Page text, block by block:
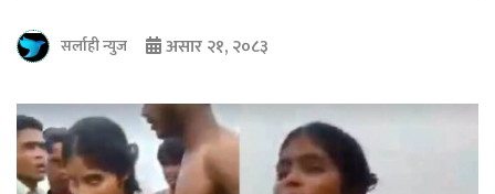
सर्लाही न्युज असार २१, २०८३